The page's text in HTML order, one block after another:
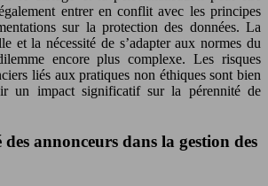
entrer en conflit avec les principes
sur la protection des données. La
et la nécessité de s’adapter aux normes du
encore plus complexe. Les risques
liés aux pratiques non éthiques sont bien
un impact significatif sur la pérennité de
annonceurs dans la gestion des